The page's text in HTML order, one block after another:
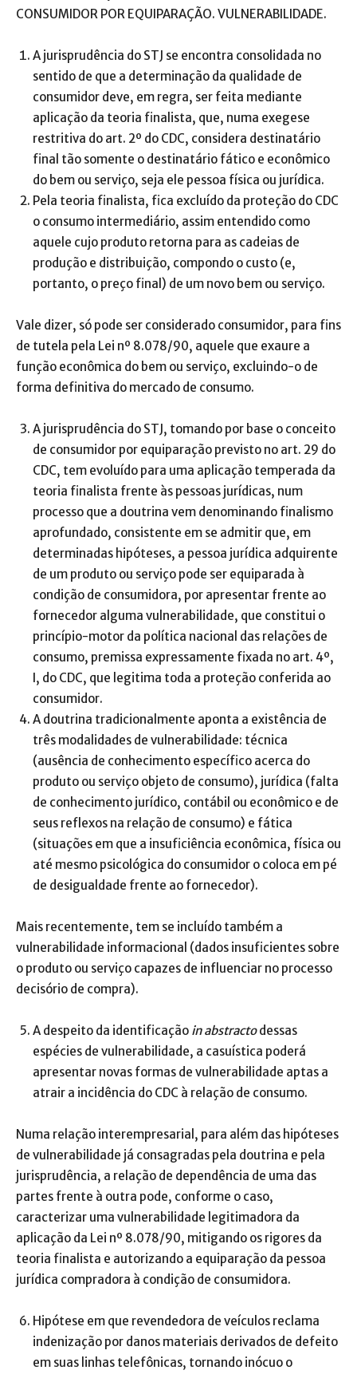
CONSUMIDOR POR EQUIPARAÇÃO. VULNERABILIDADE.
A jurisprudência do STJ se encontra consolidada no
sentido de que a determinação da qualidade de
consumidor deve, em regra, ser feita mediante
aplicação da teoria finalista, que, numa exegese
restritiva do art. 2º do CDC, considera destinatário
final tão somente o destinatário fático e econômico
do bem ou serviço, seja ele pessoa física ou jurídica.
Pela teoria finalista, fica excluído da proteção do CDC
o consumo intermediário, assim entendido como
aquele cujo produto retorna para as cadeias de
produção e distribuição, compondo o custo (e,
portanto, o preço final) de um novo bem ou serviço.
Vale dizer, só pode ser considerado consumidor, para fins
de tutela pela Lei nº 8.078/90, aquele que exaure a
função econômica do bem ou serviço, excluindo-o de
forma definitiva do mercado de consumo.
A jurisprudência do STJ, tomando por base o conceito
de consumidor por equiparação previsto no art. 29 do
CDC, tem evoluído para uma aplicação temperada da
teoria finalista frente às pessoas jurídicas, num
processo que a doutrina vem denominando finalismo
aprofundado, consistente em se admitir que, em
determinadas hipóteses, a pessoa jurídica adquirente
de um produto ou serviço pode ser equiparada à
condição de consumidora, por apresentar frente ao
fornecedor alguma vulnerabilidade, que constitui o
princípio-motor da política nacional das relações de
consumo, premissa expressamente fixada no art. 4º,
I, do CDC, que legitima toda a proteção conferida ao
consumidor.
A doutrina tradicionalmente aponta a existência de
três modalidades de vulnerabilidade: técnica
(ausência de conhecimento específico acerca do
produto ou serviço objeto de consumo), jurídica (falta
de conhecimento jurídico, contábil ou econômico e de
seus reflexos na relação de consumo) e fática
(situações em que a insuficiência econômica, física ou
até mesmo psicológica do consumidor o coloca em pé
de desigualdade frente ao fornecedor).
Mais recentemente, tem se incluído também a
vulnerabilidade informacional (dados insuficientes sobre
o produto ou serviço capazes de influenciar no processo
decisório de compra).
A despeito da identificação in abstractodessas
espécies de vulnerabilidade, a casuística poderá
apresentar novas formas de vulnerabilidade aptas a
atrair a incidência do CDC à relação de consumo.
Numa relação interempresarial, para além das hipóteses
de vulnerabilidade já consagradas pela doutrina e pela
jurisprudência, a relação de dependência de uma das
partes frente à outra pode, conforme o caso,
caracterizar uma vulnerabilidade legitimadora da
aplicação da Lei nº 8.078/90, mitigando os rigores da
teoria finalista e autorizando a equiparação da pessoa
jurídica compradora à condição de consumidora.
Hipótese em que revendedora de veículos reclama
indenização por danos materiais derivados de defeito
em suas linhas telefônicas, tornando inócuo o